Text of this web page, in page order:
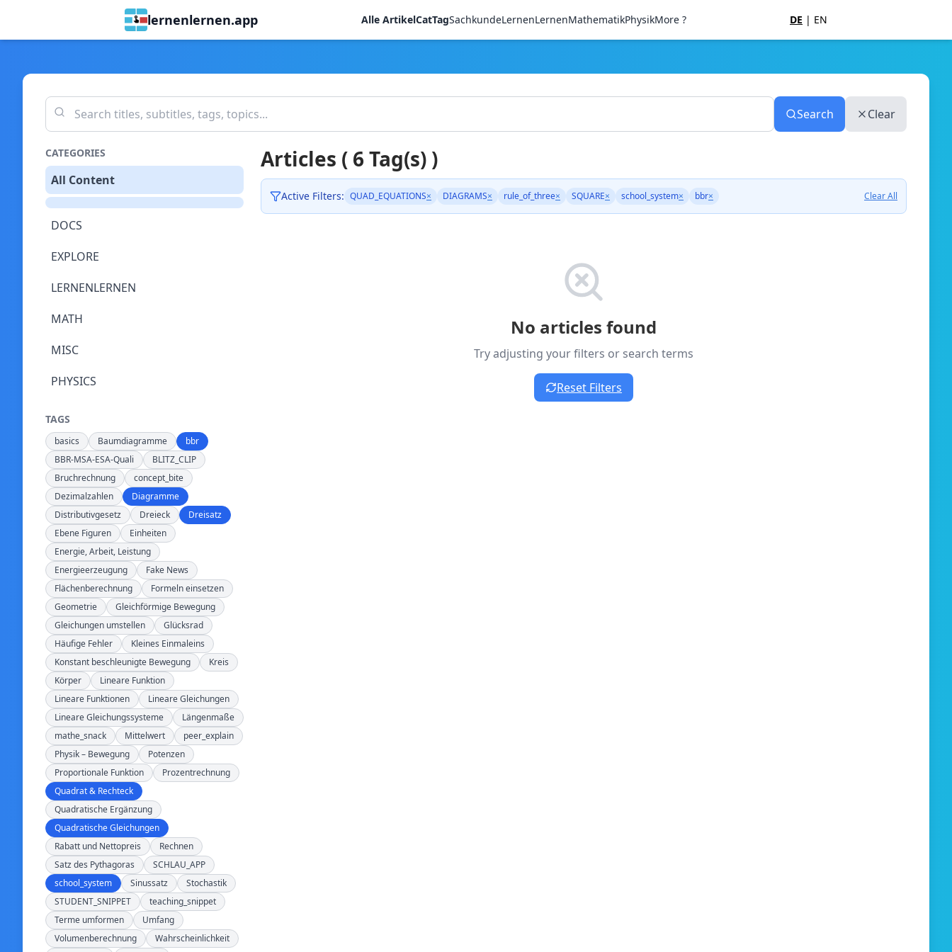
lernenlernen.app Alle ArtikelCatTagSachkundeLernenLernenMathematikPhysikMore ? DE | EN
Search Clear
CATEGORIES
All Content
DOCS
EXPLORE
LERNENLERNEN
MATH
MISC
PHYSICS
TAGS
basics Baumdiagramme
bbr
BBR-MSA-ESA-Quali
BLITZ_CLIP
Bruchrechnung
concept_bite
Dezimalzahlen
Diagramme
Distributivgesetz
Dreieck
Dreisatz
Ebene Figuren
Einheiten
Energie, Arbeit, Leistung
Energieerzeugung
Fake News
Flächenberechnung
Formeln einsetzen
Geometrie
Gleichförmige Bewegung
Gleichungen umstellen
Glücksrad
Häufige Fehler
Kleines Einmaleins
Konstant beschleunigte Bewegung
Kreis
Körper
Lineare Funktion
Lineare Funktionen
Lineare Gleichungen
Lineare Gleichungssysteme
Längenmaße
mathe_snack
Mittelwert
peer_explain
Physik – Bewegung
Potenzen
Proportionale Funktion
Prozentrechnung
Quadrat & Rechteck
Quadratische Ergänzung
Quadratische Gleichungen
Rabatt und Nettopreis
Rechnen
Satz des Pythagoras
SCHLAU_APP
school_system
Sinussatz
Stochastik
STUDENT_SNIPPET
teaching_snippet
Terme umformen
Umfang
Volumenberechnung
Wahrscheinlichkeit
Articles ( 6 Tag(s) )
Active Filters: QUAD_EQUATIONS× DIAGRAMS× rule_of_three× SQUARE× school_system× bbr× Clear All
No articles found
Try adjusting your filters or search terms
Reset Filters